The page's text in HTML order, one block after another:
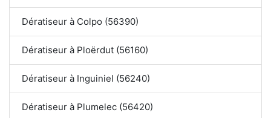
Dératiseur à Colpo (56390)
Dératiseur à Ploërdut (56160)
Dératiseur à Inguiniel (56240)
Dératiseur à Plumelec (56420)